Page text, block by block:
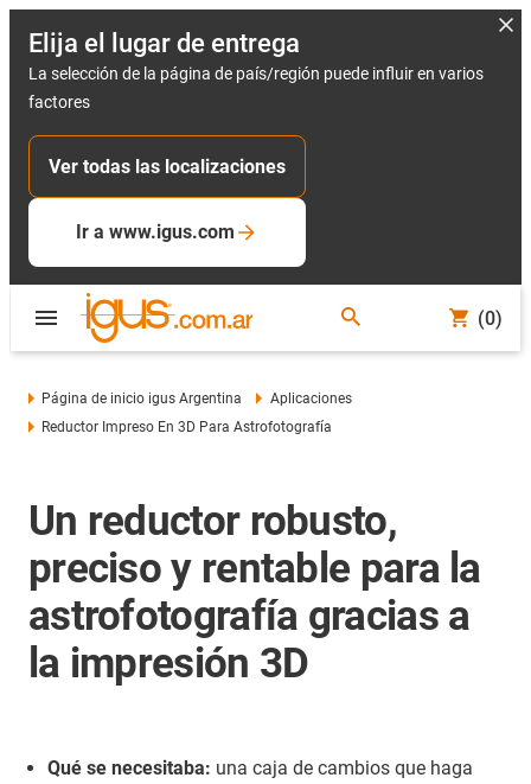
Elija el lugar de entrega
La selección de la página de país/región puede influir en varios
factores
Ver todas las localizaciones
Ir a www.igus.com
(0)
Página de inicio igus Argentina
Aplicaciones
Reductor Impreso En 3D Para Astrofotografía
Un reductor robusto,
preciso y rentable para la
astrofotografía gracias a
la impresión 3D
Qué se necesitaba: una caja de cambios que haga